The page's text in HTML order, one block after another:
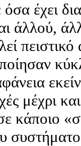
έχει
άλλού,
πειστικό
μέχρι
κάποιο